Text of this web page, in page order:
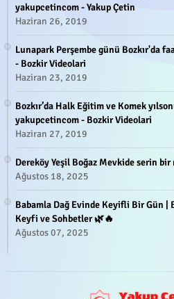
yakupcetincom - Yakup Çetin
Haziran 26, 2019
Lunapark Perşembe günü Bozkır'da
- Bozkir Videolari
Haziran 23, 2019
Bozkır’da Halk Eğitim ve Komek
yakupcetincom - Bozkir Videolari
Haziran 27, 2019
Dereköy Yeşil Boğaz Mevkide serin bir
Ağustos 18, 2025
Babamla Dağ Evinde Keyifli Bir Gün |
Keyfi ve Sohbetler 🌿🔥
Ağustos 07, 2025